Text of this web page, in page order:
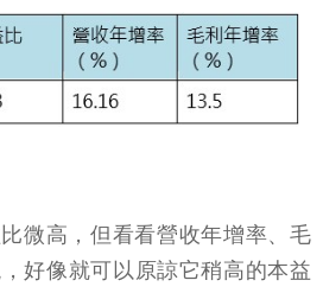
微高，但看看營收年增率、毛
好像就可以原諒它稍高的本益